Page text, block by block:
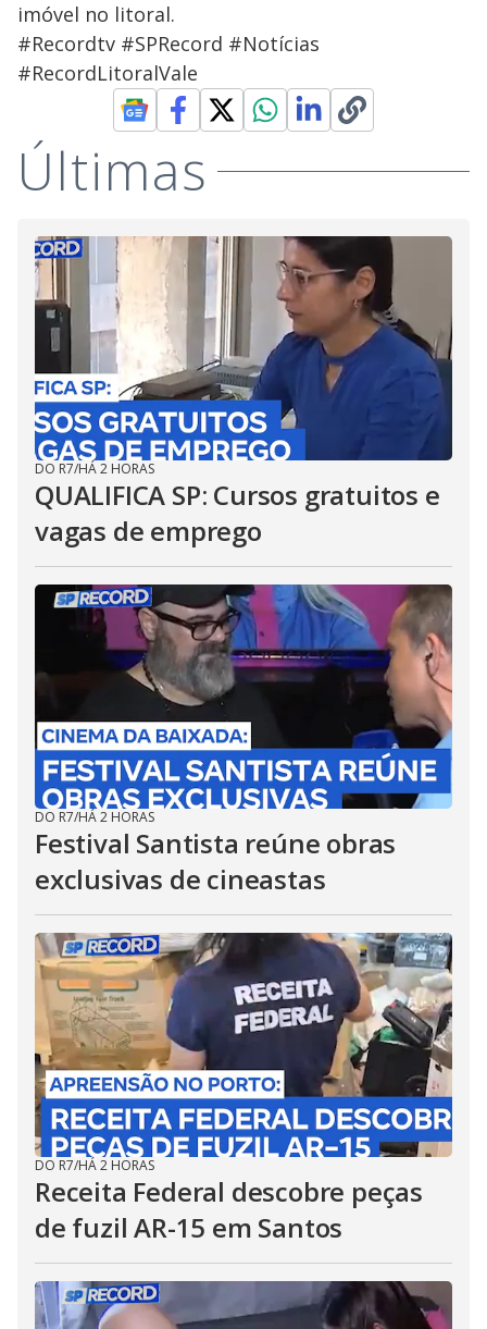
imóvel no litoral.
#Recordtv #SPRecord #Notícias
#RecordLitoralVale
Últimas
DO R7/HÁ 2 HORAS
QUALIFICA SP: Cursos gratuitos e
vagas de emprego
DO R7/HÁ 2 HORAS
Festival Santista reúne obras
exclusivas de cineastas
DO R7/HÁ 2 HORAS
Receita Federal descobre peças
de fuzil AR-15 em Santos